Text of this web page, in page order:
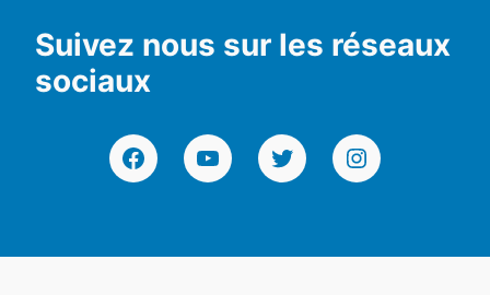
Suivez nous sur les réseaux
sociaux
FacebookYouTubeTwitterInstagram